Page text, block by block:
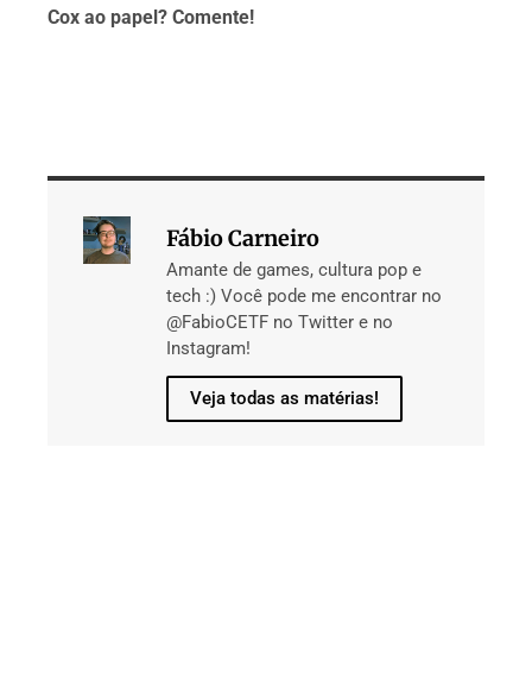
Cox ao papel? Comente!
Fábio Carneiro
Amante de games, cultura pop e
tech :) Você pode me encontrar no
@FabioCETF no Twitter e no
Instagram!
Veja todas as matérias!